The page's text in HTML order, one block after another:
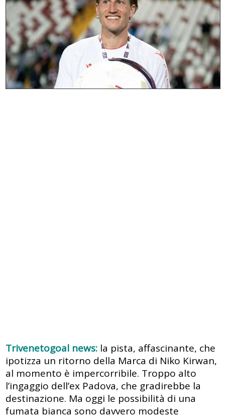
Trivenetogoal news: la pista, affascinante, che
ipotizza un ritorno della Marca di Niko Kirwan,
al momento è impercorribile. Troppo alto
l’ingaggio dell’ex Padova, che gradirebbe la
destinazione. Ma oggi le possibilità di una
fumata bianca sono davvero modeste